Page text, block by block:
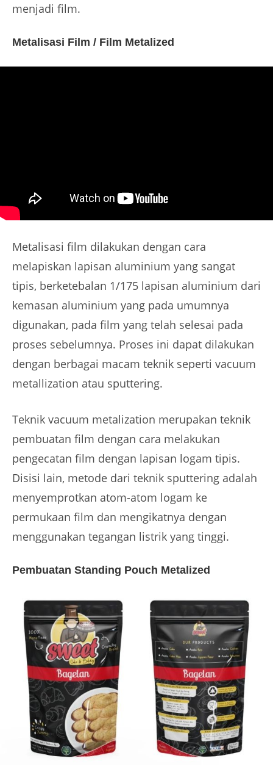
menjadi film.
Metalisasi Film / Film Metalized
Metalisasi film dilakukan dengan cara
melapiskan lapisan aluminium yang sangat
tipis, berketebalan 1/175 lapisan aluminium dari
kemasan aluminium yang pada umumnya
digunakan, pada film yang telah selesai pada
proses sebelumnya. Proses ini dapat dilakukan
dengan berbagai macam teknik seperti vacuum
metallization atau sputtering.
Teknik vacuum metalization merupakan teknik
pembuatan film dengan cara melakukan
pengecatan film dengan lapisan logam tipis.
Disisi lain, metode dari teknik sputtering adalah
menyemprotkan atom-atom logam ke
permukaan film dan mengikatnya dengan
menggunakan tegangan listrik yang tinggi.
Pembuatan Standing Pouch Metalized